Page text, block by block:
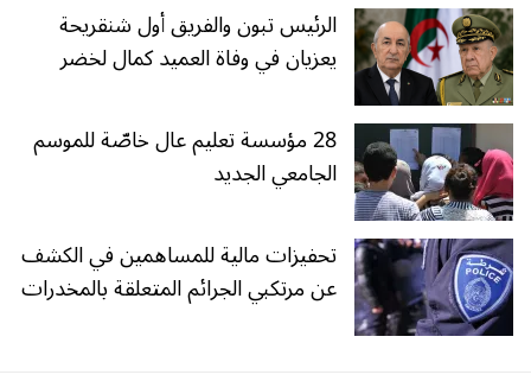
الرئيس تبون والفريق أول شنقريحة
يعزيان في وفاة العميد كمال لخضر
28 مؤسسة تعليم عال خاصّة للموسم
الجامعي الجديد
تحفيزات مالية للمساهمين في الكشف
عن مرتكبي الجرائم المتعلقة بالمخدرات